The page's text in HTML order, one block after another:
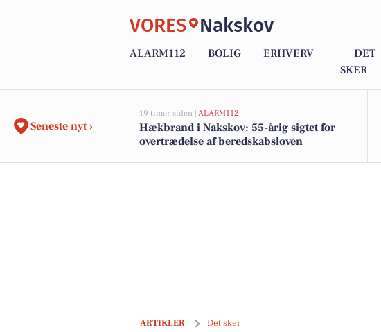
VORES Nakskov
ALARM112 BOLIG ERHVERV
DET
SKER
Seneste nyt ›
19 timer siden | ALARM112
Hækbrand i Nakskov: 55-årig sigtet for
overtrædelse af beredskabsloven
ARTIKLER Det sker
Rejs ud i Europa – direkte fra Nakskov